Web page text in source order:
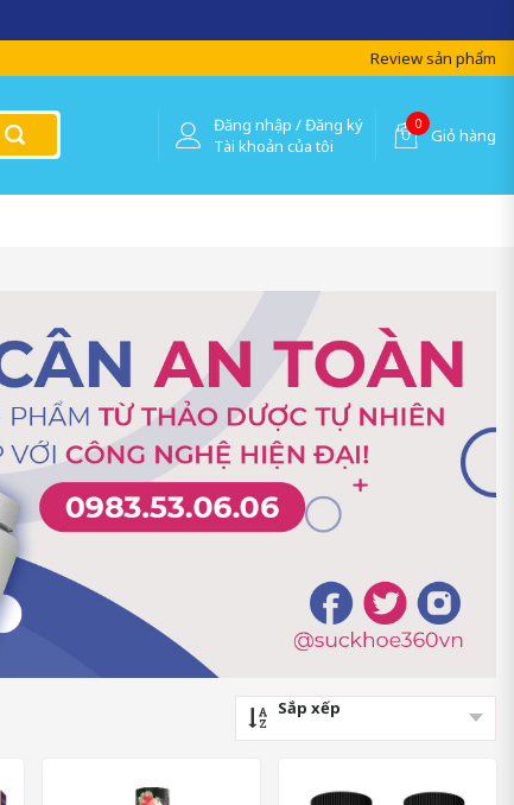
Review sản phẩm
Đăng nhập / Đăng ký
Tài khoản của tôi
0
Giỏ hàng
Sắp xếp